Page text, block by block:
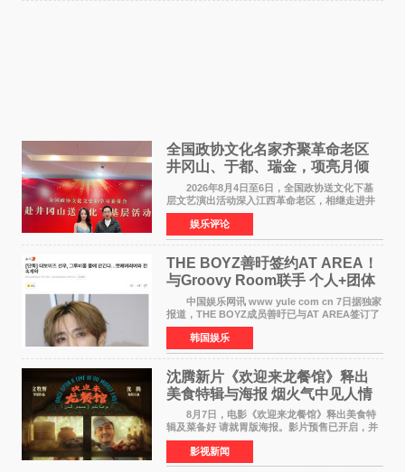
全国政协文化名家齐聚革命老区
井冈山、于都、瑞金，项亮月倾
情献唱《桃花谣》致敬红色沃土
2026年8月4日至6日，全国政协送文化下基
层文艺演出活动深入江西革命老区，相继走进井
冈山、于都长征出发地、瑞金三地。由全国政协
文化文史和学习委员会副主任、甘肃省政协原主
席欧阳坚率团，一
娱乐评论
THE BOYZ善旴签约AT AREA！
与Groovy Room联手 个人+团体
活动并行
中国娱乐网讯 www yule com cn 7日据独家
报道，THE BOYZ成员善旴已与AT AREA签订了
专属合约。AT AREA是由知名制作人组合
Groovy Room创立的hip-hop厂牌，旗下拥有多
位实力派音乐人，在韩
韩国娱乐
沈腾新片《欢迎来龙餐馆》释出
美食特辑与海报 烟火气中见人情
温暖
8月7日，电影《欢迎来龙餐馆》释出美食特
辑及菜备好 请就胃版海报。影片预售已开启，并
将于8月8日至10日14:00-21:00举行全国超前点
映。电影《欢迎来龙餐馆》作为战争美食喜剧大
片，讲述了中国
影视新闻